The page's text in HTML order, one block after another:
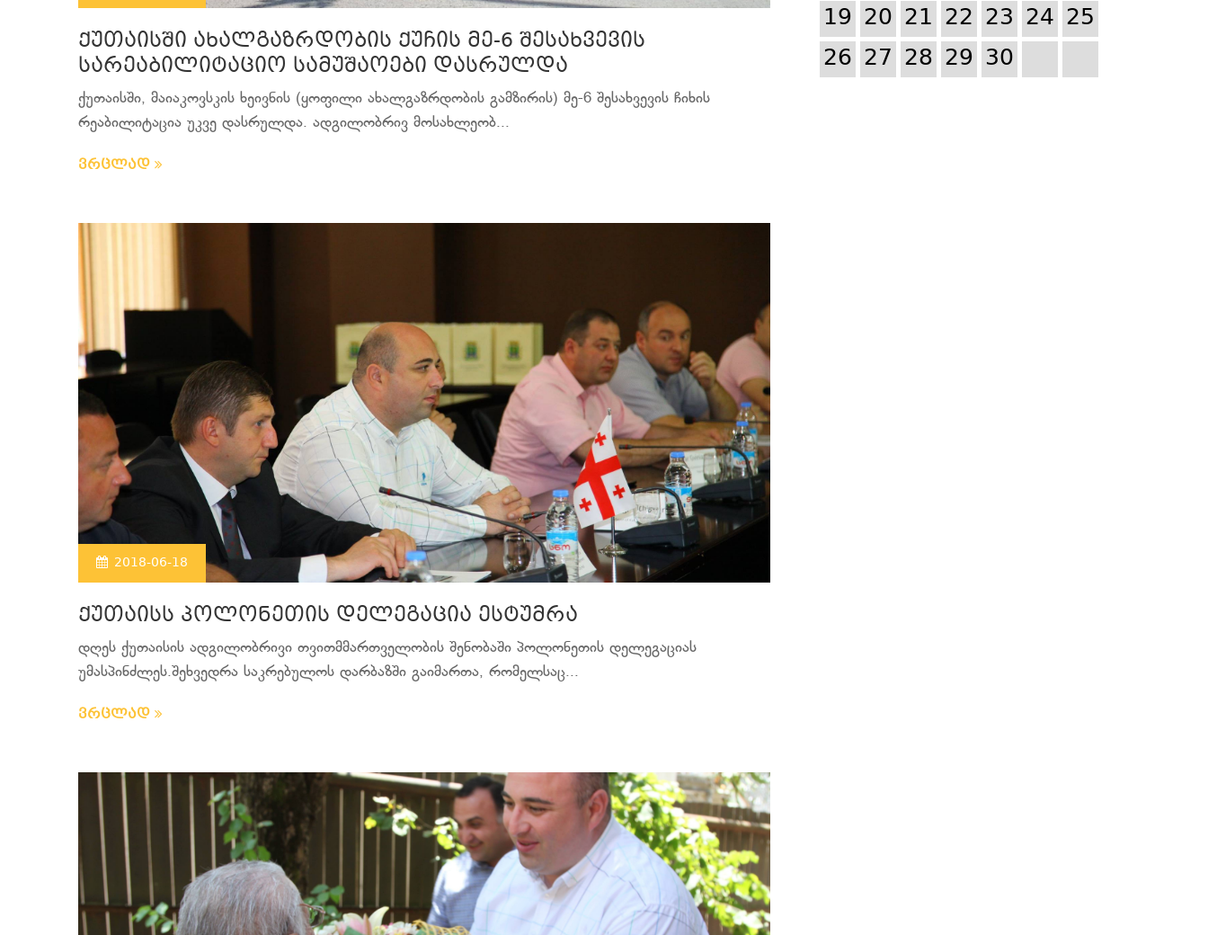
ქუთაისში ახალგაზრდობის ქუჩის მე-6 შესახვევის
სარეაბილიტაციო სამუშაოები დასრულდა
ქუთაისში, მაიაკოვსკის ხეივნის (ყოფილი ახალგაზრდობის გამზირის) მე-6 შესახვევის ჩიხის
რეაბილიტაცია უკვე დასრულდა. ადგილობრივ მოსახლეობ...
ვრცლად
2018-06-18
ქუთაისს პოლონეთის დელეგაცია ესტუმრა
დღეს ქუთაისის ადგილობრივი თვითმმართველობის შენობაში პოლონეთის დელეგაციას
უმასპინძლეს.შეხვედრა საკრებულოს დარბაზში გაიმართა, რომელსაც...
ვრცლად
19 20 21 22 23 24 25
26 27 28 29 30